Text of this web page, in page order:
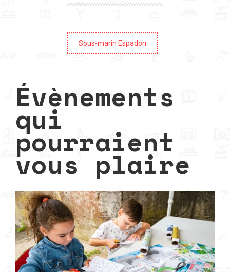
Sous-marin Espadon
Évènements
qui
pourraient
vous plaire